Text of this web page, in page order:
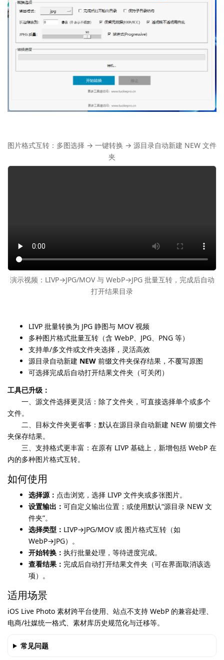
图片格式互转：多图选择 → 一键转换 → 源目录自动新建 NEW 文件
夹
演示视频：LIVP→JPG/MOV 与 WebP→JPG 批量互转，完成后自动
打开结果目录
LIVP 批量转换为 JPG 静图与 MOV 视频
多种图片格式批量互转（含 WebP、JPG、PNG 等）
支持单/多文件或文件夹选择，灵活高效
源目录自动新建 NEW 前缀文件夹保存结果，不覆写原图
可选择完成后自动打开结果文件夹（可关闭）
工具已升级：
一、源文件选择更灵活：除了文件夹，可直接选择单个或多个
文件。
二、目标文件夹更省事：默认在源目录自动新建 NEW 前缀文件
夹保存结果。
三、支持格式更丰富：在原有 LIVP 基础上，新增包括 WebP 在
内的多种图片格式互转。
如何使用
选择源： 点击浏览，选择 LIVP 文件夹或多张图片。
设置输出： 可自定义输出位置；或使用默认“源目录 NEW 文
件夹”。
选择类型： LIVP→JPG/MOV 或 图片格式互转（如
WebP→JPG）。
开始转换： 执行批量处理，等待进度完成。
查看结果： 完成后自动打开结果文件夹（可在界面取消该选
项）。
适用场景
iOS Live Photo 素材跨平台使用、站点不支持 WebP 的兼容处理、
电商/社媒统一格式、素材库历史规范化与迁移等。
常见问题